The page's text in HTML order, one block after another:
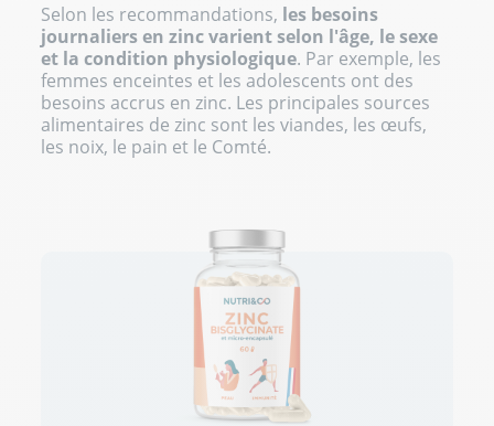
Selon les recommandations, les besoins
journaliers en zinc varient selon l'âge, le sexe
et la condition physiologique. Par exemple, les
femmes enceintes et les adolescents ont des
besoins accrus en zinc. Les principales sources
alimentaires de zinc sont les viandes, les œufs,
les noix, le pain et le Comté.